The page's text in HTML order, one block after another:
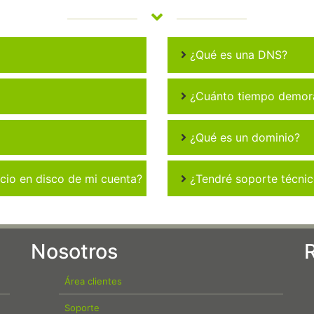
en disco de mi cuenta?
¿Qué es una DNS?
¿Cuánto tiempo
¿Qué es un dominio?
¿Tendré soporte
Nosotros
Área clientes
Soporte